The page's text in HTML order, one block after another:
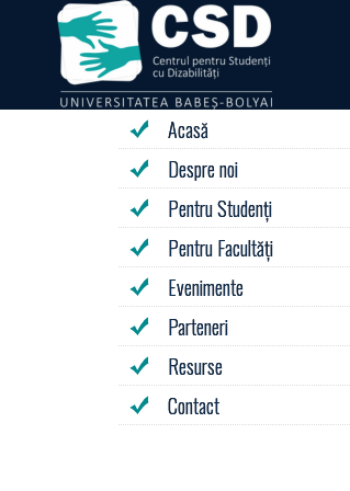
Acasă
Despre noi
Pentru Studenți
Pentru Facultăți
Evenimente
Parteneri
Resurse
Contact